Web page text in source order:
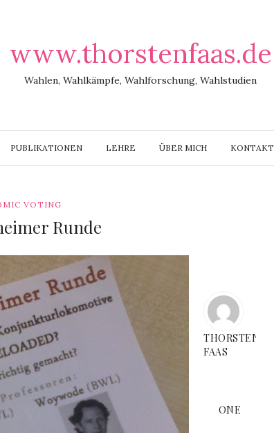
www.thorstenfaas.de
Wahlen, Wahlkämpfe, Wahlforschung, Wahlstudien
PUBLIKATIONEN LEHRE ÜBER MICH KONTAKT
VOTING
Runde
THORSTEN
FAAS
ONE